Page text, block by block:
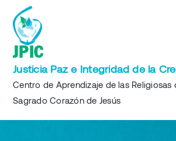
content
JPIC
Justicia Paz e Integridad de la
Centro de Aprendizaje de las Religiosas
Sagrado Corazón de Jesús